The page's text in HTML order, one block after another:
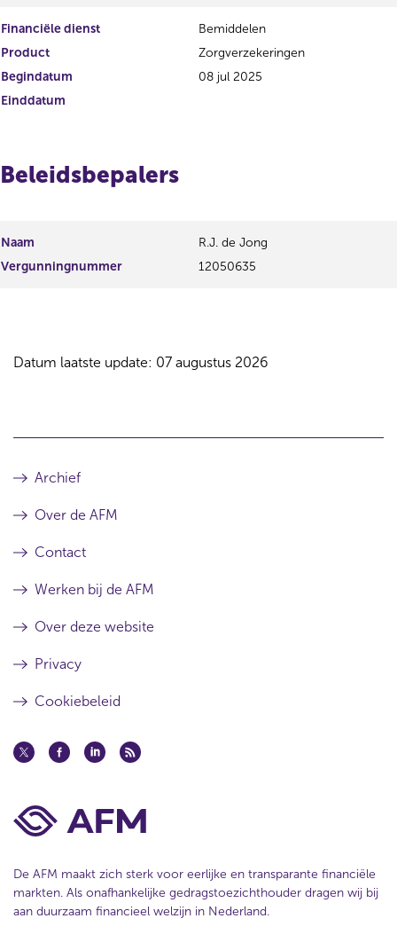
Financiële dienst
Bemiddelen
Product
Zorgverzekeringen
Begindatum
08 jul 2025
Einddatum
Beleidsbepalers
Naam
R.J. de Jong
Vergunningnummer
12050635
Datum laatste update: 07 augustus 2026
Archief
Over de AFM
Contact
Werken bij de AFM
Over deze website
Privacy
Cookiebeleid
De AFM maakt zich sterk voor eerlijke en transparante financiële
markten. Als onafhankelijke gedragstoezichthouder dragen wij bij
aan duurzaam financieel welzijn in Nederland.